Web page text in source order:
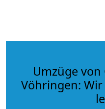
Umzüge
Vöhringen: